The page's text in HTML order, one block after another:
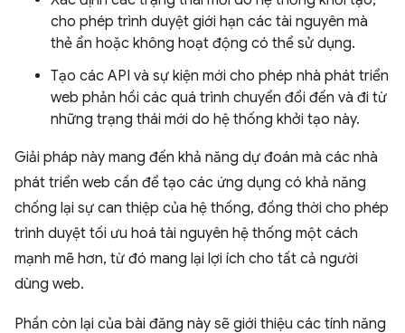
cho phép trình duyệt giới hạn các tài nguyên mà
thẻ ẩn hoặc không hoạt động có thể sử dụng.
Tạo các API và sự kiện mới cho phép nhà phát triển
web phản hồi các quá trình chuyển đổi đến và đi từ
những trạng thái mới do hệ thống khởi tạo này.
Giải pháp này mang đến khả năng dự đoán mà các nhà
phát triển web cần để tạo các ứng dụng có khả năng
chống lại sự can thiệp của hệ thống, đồng thời cho phép
trình duyệt tối ưu hoá tài nguyên hệ thống một cách
mạnh mẽ hơn, từ đó mang lại lợi ích cho tất cả người
dùng web.
Phần còn lại của bài đăng này sẽ giới thiệu các tính năng